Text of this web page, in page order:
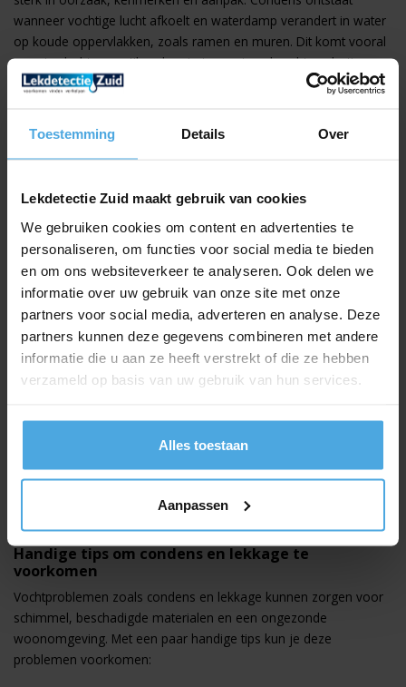
Toestemming Details Over
Lekdetectie Zuid maakt gebruik van cookies
We gebruiken cookies om content en advertenties te
personaliseren, om functies voor social media te bieden
en om ons websiteverkeer te analyseren. Ook delen we
informatie over uw gebruik van onze site met onze
partners voor social media, adverteren en analyse. Deze
partners kunnen deze gegevens combineren met andere
informatie die u aan ze heeft verstrekt of die ze hebben
verzameld op basis van uw gebruik van hun services.
Alles toestaan
Aanpassen
wanneer vochtige lucht afkoelt en waterdamp verandert in water
op koude oppervlakken, zoals ramen en muren. Dit komt vooral
voor in slecht geventileerde ruimtes met veel vochtproductie,
zoals badkamers en keukens. Je ziet condens vaak als
plekken. Hoewel condens geen ernstige structurele schade
veroorzaakt, kan het wel gezondheidsproblemen en
Lekkage ontstaat door een beschadiging in leidingen,
dakbedekking of riolering, waardoor water ongecontroleerd
stroomt. Je ziet dan vochtplekken, natte muren of plafonds met
schade, vaak met een duidelijke bron zoals een lekke leiding.
Lekkages zijn ernstiger omdat ze constructies nat maken en
houtrot kunnen veroorzaken, wat dure reparaties tot gevolg kan
hebben als je ze niet op tijd aanpakt.
Het is daarom belangrijk om duidelijk te onderscheiden wat het
probleem is. Condens vraagt vooral om betere ventilatie en
akoestisch onderzoek en rookproeven zorgen dat onzichtbare
lekkages zonder beschadigingen ontdekt worden. Wil je meer
weten over vochtproblemen en lekkages? Kijk dan op
Handige tips om condens en lekkage te
voorkomen
Vochtproblemen zoals condens en lekkage kunnen zorgen voor
schimmel, beschadigde materialen en een ongezonde
woonomgeving. Met een paar handige tips kun je deze
problemen voorkomen: